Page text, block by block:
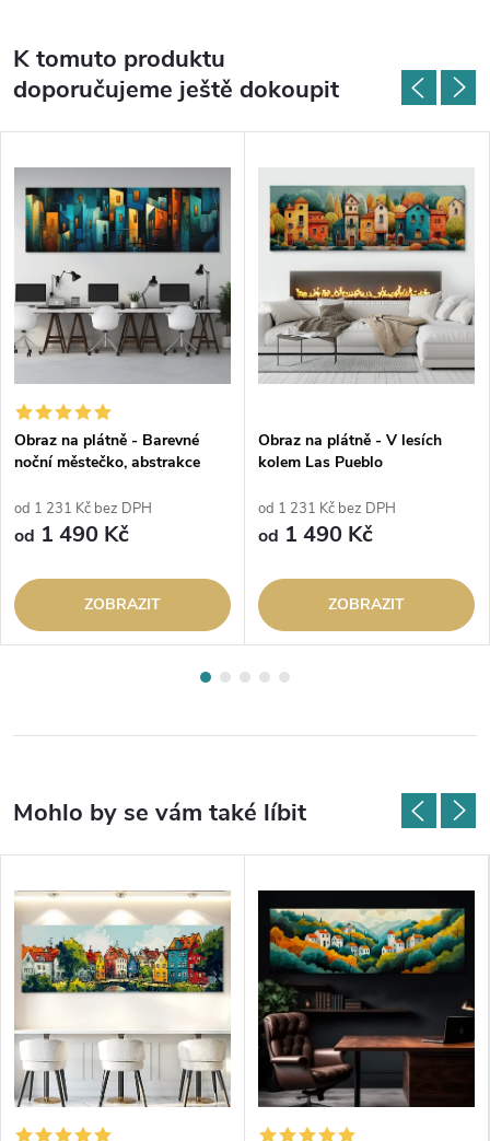
K tomuto produktu
doporučujeme ještě dokoupit
Obraz na plátně - Barevné
noční městečko, abstrakce
od 1 231 Kč bez DPH
od 1 490 Kč
ZOBRAZIT
Obraz na plátně - V lesích
kolem Las Pueblo
od 1 231 Kč bez DPH
od 1 490 Kč
ZOBRAZIT